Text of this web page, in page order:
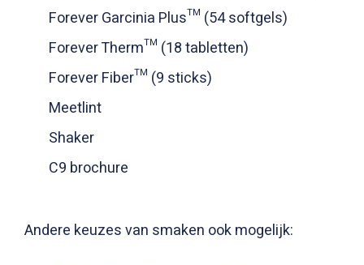
Forever Garcinia Plus™ (54 softgels)
Forever Therm™ (18 tabletten)
Forever Fiber™ (9 sticks)
Meetlint
Shaker
C9 brochure
Andere keuzes van smaken ook mogelijk: